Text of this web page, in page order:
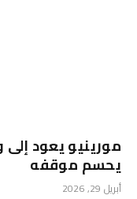
مورينيو يعود إلى
يحسم موقفه
أبريل 29, 2026